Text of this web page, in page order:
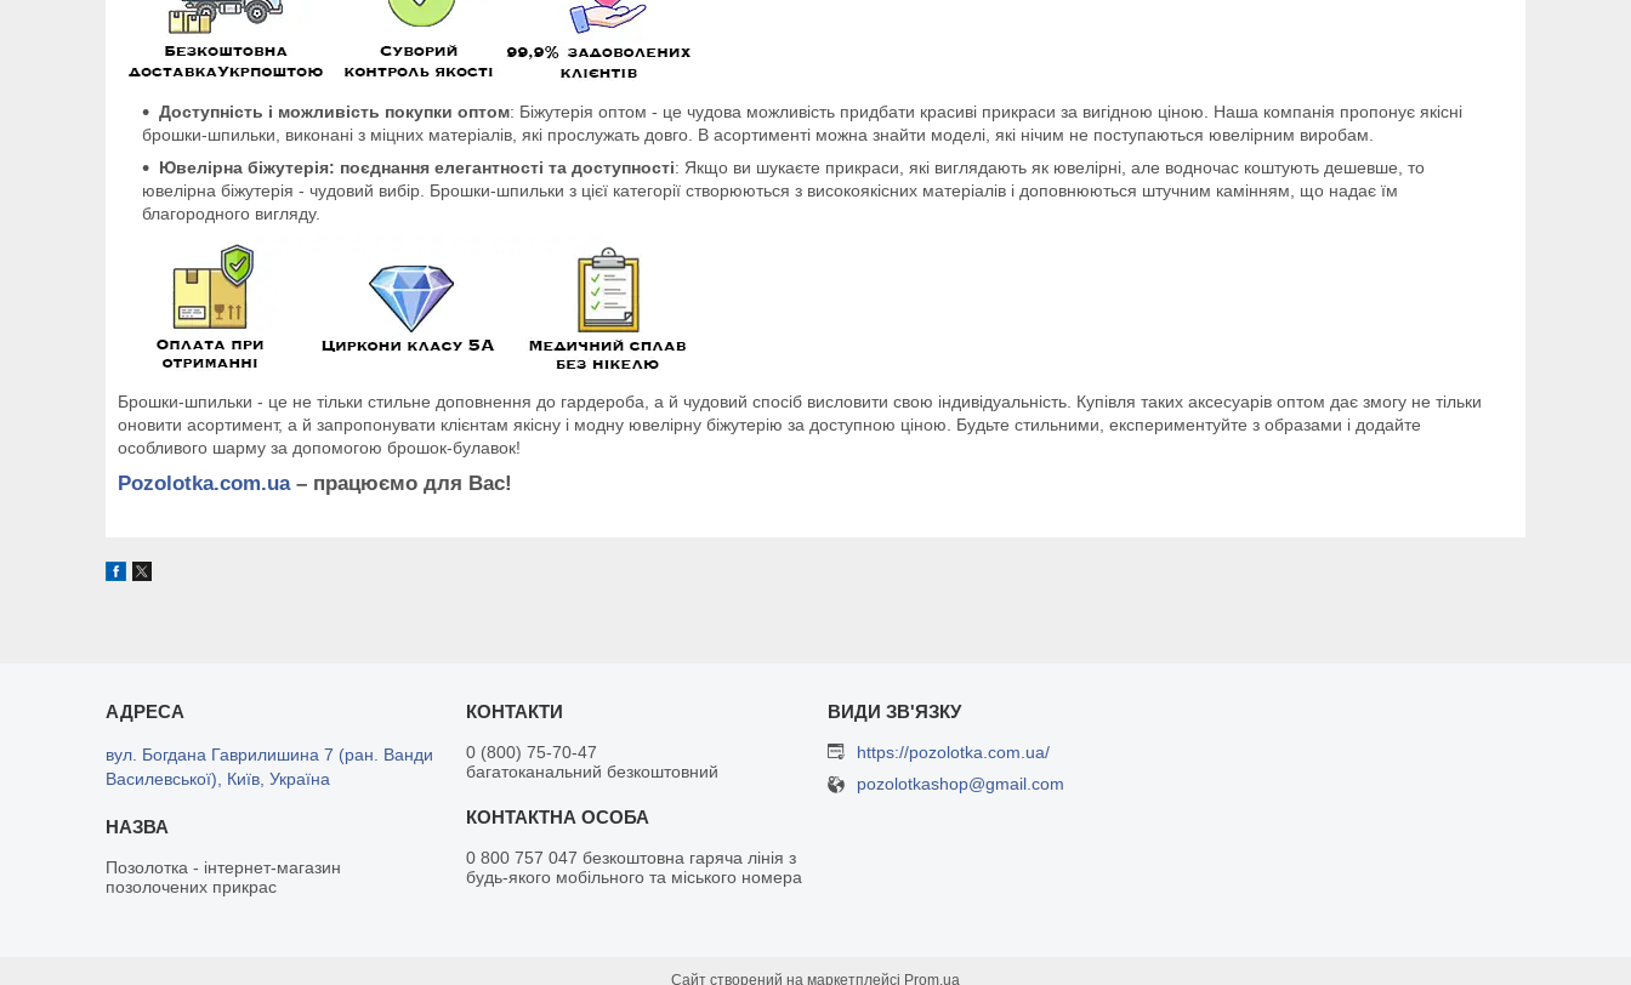
Доступність і можливість покупки оптом: Біжутерія оптом - це чудова можливість придбати красиві прикраси за вигідною ціною. Наша компанія пропонує якісні
брошки-шпильки, виконані з міцних матеріалів, які прослужать довго. В асортименті можна знайти моделі, які нічим не поступаються ювелірним виробам.
Ювелірна біжутерія: поєднання елегантності та доступності: Якщо ви шукаєте прикраси, які виглядають як ювелірні, але водночас коштують дешевше, то
ювелірна біжутерія - чудовий вибір. Брошки-шпильки з цієї категорії створюються з високоякісних матеріалів і доповнюються штучним камінням, що надає їм
благородного вигляду.
Брошки-шпильки - це не тільки стильне доповнення до гардероба, а й чудовий спосіб висловити свою індивідуальність. Купівля таких аксесуарів оптом дає змогу не тільки
оновити асортимент, а й запропонувати клієнтам якісну і модну ювелірну біжутерію за доступною ціною. Будьте стильними, експериментуйте з образами і додайте
особливого шарму за допомогою брошок-булавок!
Pozolotka.com.ua– працюємо для Вас!
вул. Богдана Гаврилишина 7 (ран. Ванди
Василевської), Київ, Україна
Позолотка - інтернет-магазин
позолочених прикрас
0 (800) 75-70-47
багатоканальний безкоштовний
0 800 757 047 безкоштовна гаряча лінія з
будь-якого мобільного та міського номера
https://pozolotka.com.ua/
pozolotkashop@gmail.com
Сайт створений на маркетплейсі Prom.ua